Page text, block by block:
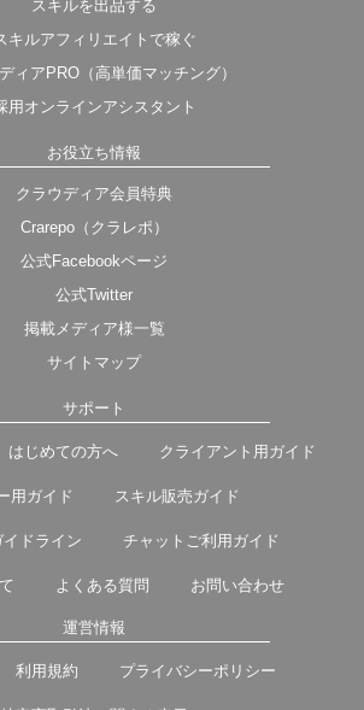
スキルを出品する
キルアフィリエイトで稼ぐ
ィアPRO（高単価マッチング）
用オンラインアシスタント
お役立ち情報
クラウディア会員特典
Crarepo（クラレポ）
公式Facebookページ
公式Twitter
掲載メディア様一覧
サイトマップ
サポート
はじめての方へ クライアント用ガイド
用ガイド スキル販売ガイド
ドライン チャットご利用ガイド
よくある質問 お問い合わせ
運営情報
利用規約 プライバシーポリシー